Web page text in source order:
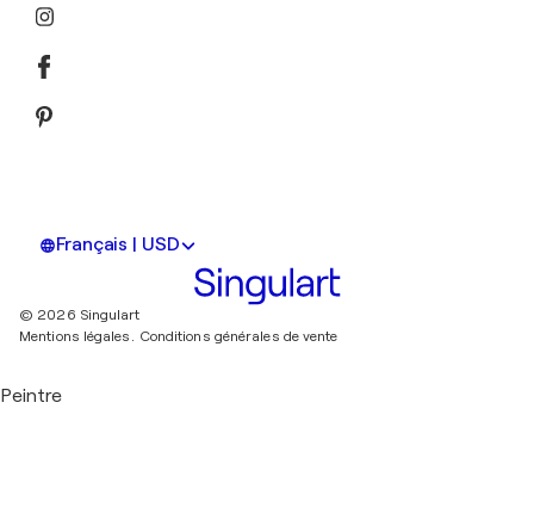
Français | USD
© 2026 Singulart
Mentions légales. Conditions générales de vente
Peintre